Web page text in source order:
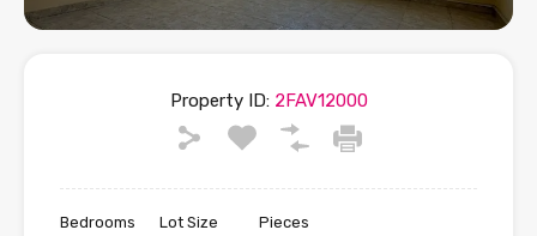
Property ID:2FAV12000
Bedrooms Lot Size Pieces